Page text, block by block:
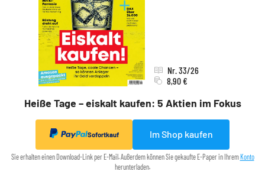
Heiße Tage – eiskalt kaufen: 5 Aktien im Fokus
Nr. 33/26
8,90 €
Sofortkauf Im Shop kaufen
Sie erhalten einen Download-Link per E-Mail. Außerdem können Sie gekaufte E-Paper in IhremKonto
herunterladen.